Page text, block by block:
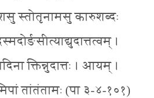
स्तोतृनामसु कारुशब्दः
।
क्तिन्नुदात्तः । आयम् ।
तांतंतामः (पा ३-४-१०१)